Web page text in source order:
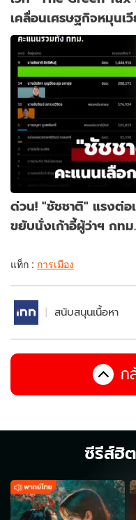
เคลื่อนเศรษฐกิจหมุนเ
ด่วน! "ชัชชาติ" แรงต่อ
ขยับนั่งเก้าอี้ผู้ว่าฯ กท
แท็ก : การเมือง
สนับสนุนเนื้อหา
ก
ซีรีส์ฮิ